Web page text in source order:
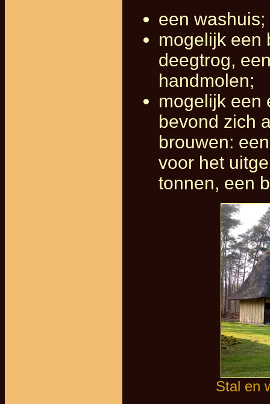
een washuis;
mogelijk een
deegtrog,
handmolen;
mogelijk een
bevond zich
brouwen:
voor het
tonnen, een
Stal en